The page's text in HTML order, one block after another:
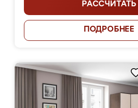
РАССЧИТАТЬ
ПОДРОБНЕЕ